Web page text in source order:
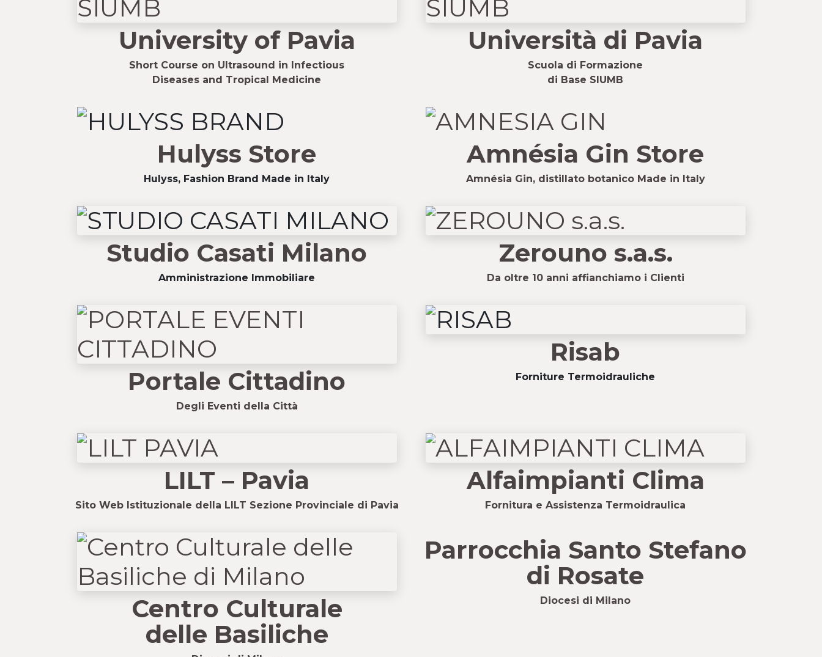
University of Pavia
Short Course on Ultrasound in Infectious
Diseases and Tropical Medicine
Università di Pavia
Scuola di Formazione
di Base SIUMB
Hulyss Store
Hulyss, Fashion Brand Made in Italy
Amnésia Gin Store
Amnésia Gin, distillato botanico Made in Italy
Studio Casati Milano
Amministrazione Immobiliare
Zerouno s.a.s.
Da oltre 10 anni affianchiamo i Clienti
Portale Cittadino
Degli Eventi della Città
Risab
Forniture Termoidrauliche
LILT – Pavia
Sito Web Istituzionale della LILT Sezione Provinciale di Pavia
Alfaimpianti Clima
Fornitura e Assistenza Termoidraulica
Centro Culturale
delle Basiliche
Parrocchia Santo Stefano
di Rosate
Diocesi di Milano